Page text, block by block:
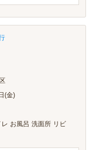
(金)
お風呂 洗面所 リビ